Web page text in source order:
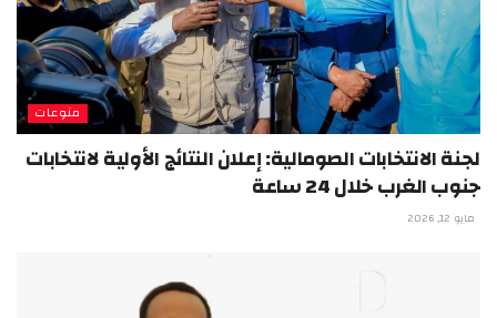
منوعات
لجنة الانتخابات الصومالية: إعلان النتائج الأولية لانتخابات
جنوب الغرب خلال 24 ساعة
مايو 12, 2026